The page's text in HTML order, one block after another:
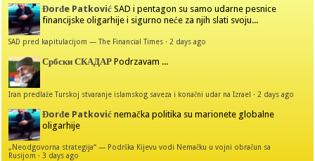
Đorđe Patković SAD i pentagon su samo udarne pesnice
financijske oligarhije i sigurno neće za njih slati svoju...
SAD pred kapitulacijom — The Financial Times ·2 days ago
Србски СКАДАР Podrzavam ...
Iran predlaže Turskoj stvaranje islamskog saveza i konačni udar na Izrael ·2 days ago
Đorđe Patković nemačka politika su marionete globalne
oligarhije
„Neodgovorna strategija“ — Podrška Kijevu vodi Nemačku u vojni obračun sa
Rusijom ·3 days ago